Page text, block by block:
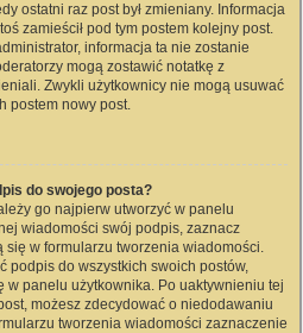
ostatni raz post był zmieniany. Informacja
zamieścił pod tym postem kolejny post.
informacja ta nie zostanie
mogą zostawić notatkę z
Zwykli użytkownicy nie mogą usuwać
postem nowy post.
do swojego posta?
go najpierw utworzyć w panelu
wiadomości swój podpis, zaznacz
się w formularzu tworzenia wiadomości.
podpis do wszystkich swoich postów,
panelu użytkownika. Po uaktywnieniu tej
możesz zdecydować o niedodawaniu
tworzenia wiadomości zaznaczenie